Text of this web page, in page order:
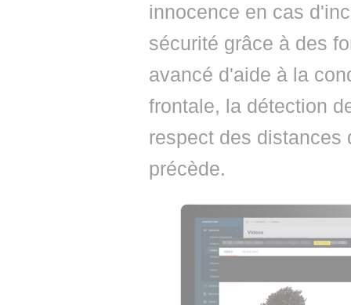
innocence en cas
sécurité grâce à des
avancé d'aide à la
frontale, la détection
respect des distances
précède.